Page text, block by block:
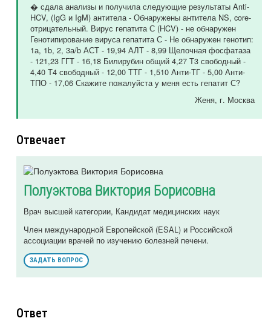
� сдала анализы и получила следующие результаты Anti-
HCV, (IgG и IgM) антитела - Обнаружены антитела NS, core-
отрицательный. Вирус гепатита С (HCV) - не обнаружен
Генотипирование вируса гепатита С - Не обнаружен генотип:
1а, 1b, 2, 3а/b АСТ - 19,94 АЛТ - 8,99 Щелочная фосфатаза
- 121,23 ГГТ - 16,18 Билирубин общий 4,27 Т3 свободный -
4,40 Т4 свободный - 12,00 ТТГ - 1,510 Анти-ТГ - 5,00 Анти-
ТПО - 17,06 Скажите пожалуйста у меня есть гепатит С?
Женя, г. Москва
Отвечает
Полуэктова Виктория Борисовна
Врач высшей категории, Кандидат медицинских наук
Член международной Европейской (ESAL) и Российской
ассоциации врачей по изучению болезней печени.
ЗАДАТЬ ВОПРОС
Ответ